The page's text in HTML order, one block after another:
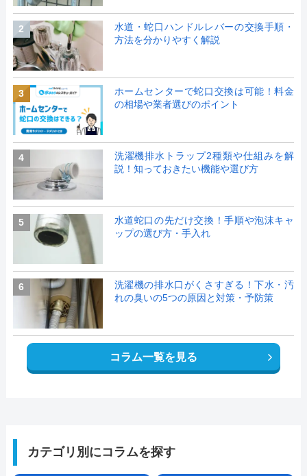
2
水道・蛇口ハンドルレバーの交換手順・
方法を分かりやすく解説
3
ホームセンターで蛇口交換は可能！料金
の相場や業者選びのポイント
4
洗濯機排水トラップ2種類や仕組みを解
説！知っておきたい機能や選び方
5
水道蛇口の先だけ交換！手順や泡沫キャ
ップの選び方・手入れ
6
洗濯機の排水口がくさすぎる！下水・汚
れの臭いの5つの原因と対策・予防策
コラム一覧を見る
カテゴリ別にコラムを探す